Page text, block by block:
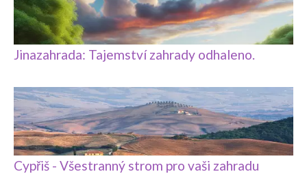
Jinazahrada: Tajemství zahrady odhaleno.
Cypřiš - Všestranný strom pro vaši zahradu